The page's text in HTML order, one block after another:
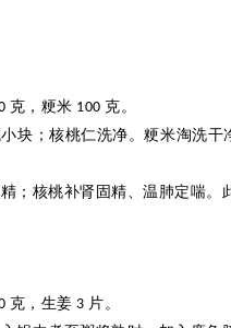
克，粳米 100 克。
小块；核桃仁洗净。粳米淘洗
；核桃补肾固精、温肺定喘
克，生姜 3 片。